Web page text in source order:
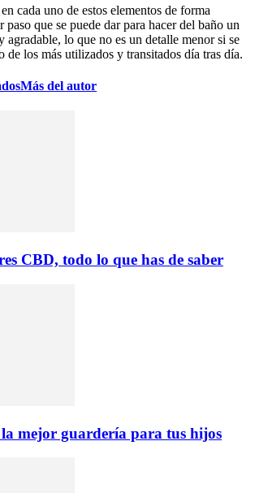
cada uno de estos elementos de forma
paso que se puede dar para hacer del baño un
agradable, lo que no es un detalle menor si se
de los más utilizados y transitados día tras día.
Más del autor
CBD, todo lo que has de saber
mejor guardería para tus hijos